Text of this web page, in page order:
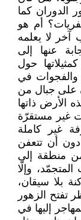
الدوران كما
أم هو
لا يعلمه
عنها إلى
حول
والفجوات في
على جبال من
الأرض ذاتها
غير مستقرّة
غير كاملة
أن تتعفن
منطقة إلى
وإلّا
بلا سيقان،
تفتح الزهور
إليها في